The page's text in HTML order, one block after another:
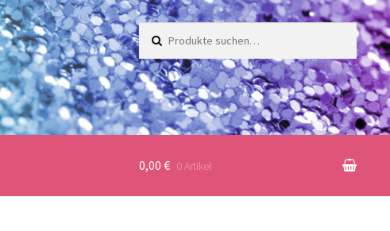
Suche
nach:
0,00 € 0 Artikel